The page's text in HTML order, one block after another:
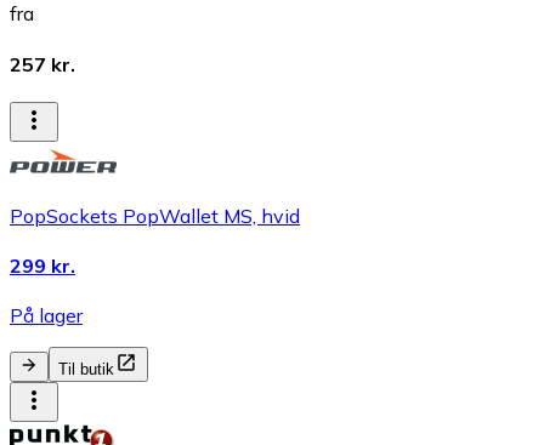
fra
257 kr.
PopSockets PopWallet MS, hvid
299 kr.
På lager
Til butik